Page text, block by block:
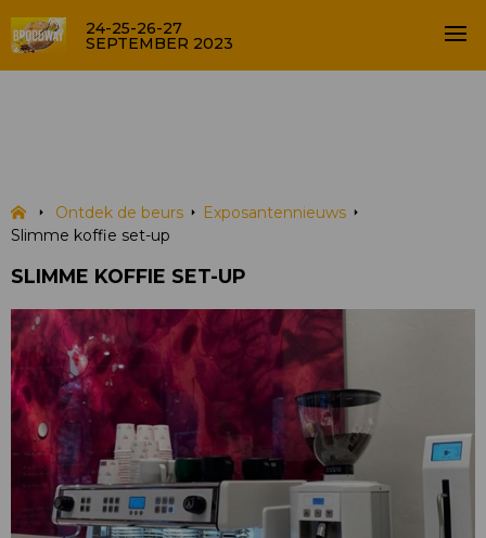
24-25-26-27
SEPTEMBER 2023
Ontdek de beurs
Exposantennieuws
Slimme koffie set-up
SLIMME KOFFIE SET-UP